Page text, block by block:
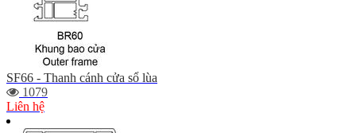
SF66 - Thanh cánh cửa sổ lùa
1079
Liên hệ